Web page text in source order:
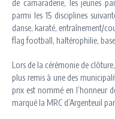
de camaraderie, les jeunes
parmi les 15 disciplines
danse, karaté, entraînement/
flag football, haltérophilie,
Lors de la cérémonie de
plus remis à une des
prix est nommé en l’honneur
marqué la MRC d’Argenteuil